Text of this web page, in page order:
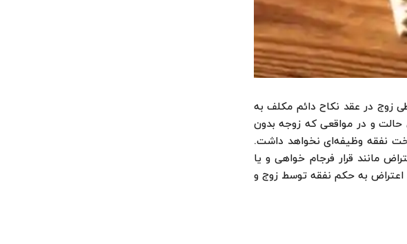
زوج در عقد نکاح دائم مکلف به
و در مواقعی که زوجه بدون
نفقه وظیفه‌ای نخواهد داشت.
مانند قرار فرجام خواهی و یا
به حکم نفقه توسط زوج و